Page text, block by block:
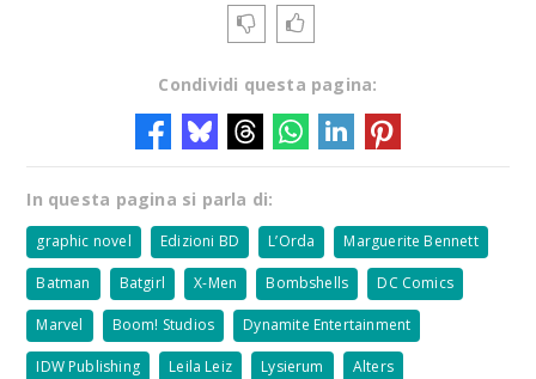
Condividi questa pagina:
In questa pagina si parla di:
graphic novel Edizioni BD L’Orda Marguerite Bennett
Batman Batgirl X-Men Bombshells DC Comics
Marvel Boom! Studios Dynamite Entertainment
IDW Publishing Leila Leiz Lysierum Alters